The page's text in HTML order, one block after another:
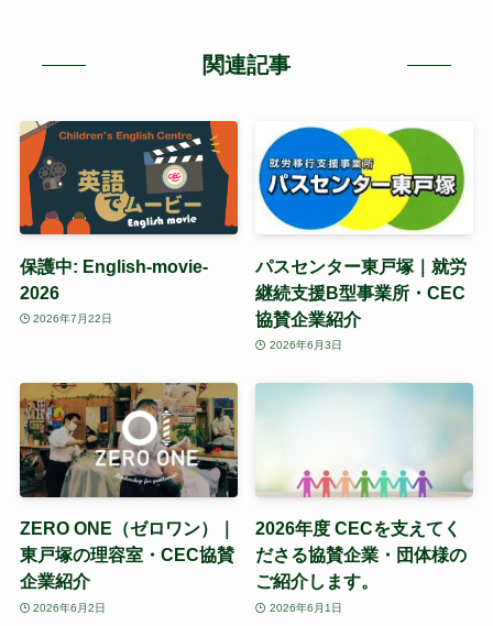
関連記事
保護中: English-movie-
2026
2026年7月22日
パスセンター東戸塚｜就労
継続支援B型事業所・CEC
協賛企業紹介
2026年6月3日
ZERO ONE（ゼロワン）｜
東戸塚の理容室・CEC協賛
企業紹介
2026年6月2日
2026年度 CECを支えてく
ださる協賛企業・団体様の
ご紹介します。
2026年6月1日